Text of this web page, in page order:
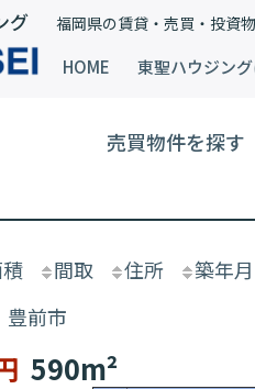
グ 福岡県の賃貸・売買・投資
HOME 東聖ハウジン
売買物件を探す
間取 住所 築年月
豊前市
590m²